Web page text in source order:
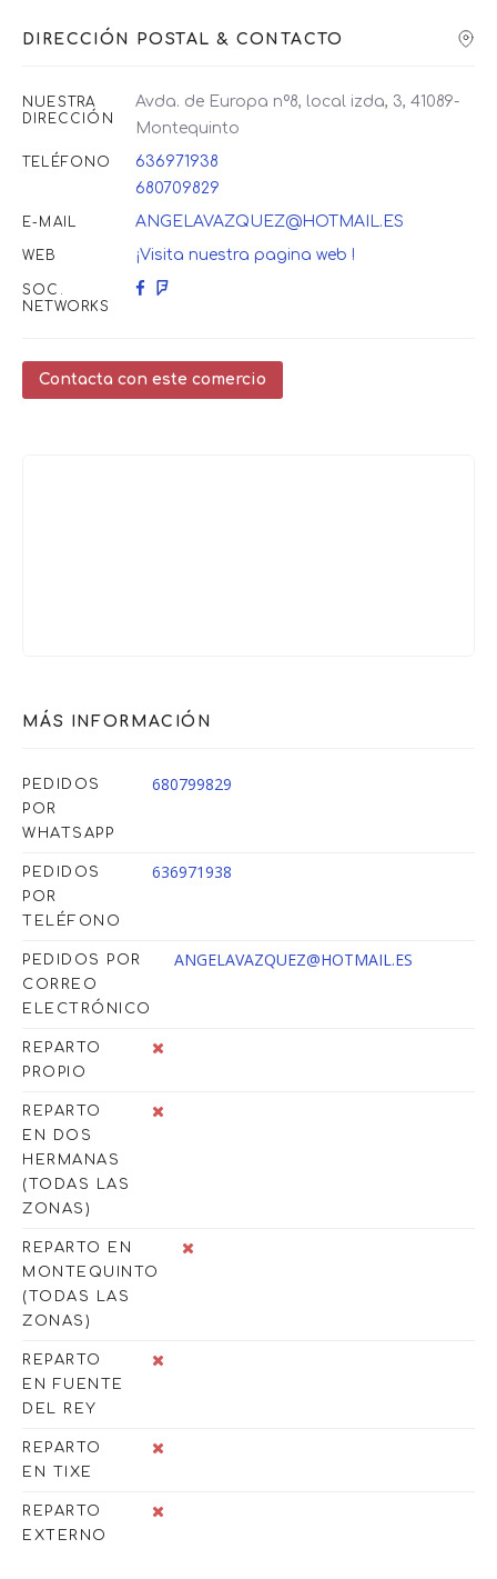
DIRECCIÓN POSTAL & CONTACTO
NUESTRA
DIRECCIÓN
Avda. de Europa nº8, local izda, 3, 41089-
Montequinto
TELÉFONO
636971938
680709829
E-MAIL ANGELAVAZQUEZ@HOTMAIL.ES
WEB ¡Visita nuestra pagina web !
SOC.
NETWORKS
Contacta con este comercio
MÁS INFORMACIÓN
PEDIDOS
POR
WHATSAPP
680799829
PEDIDOS
POR
TELÉFONO
636971938
PEDIDOS POR
CORREO
ELECTRÓNICO
ANGELAVAZQUEZ@HOTMAIL.ES
REPARTO
PROPIO
REPARTO
EN DOS
HERMANAS
(TODAS LAS
ZONAS)
REPARTO EN
MONTEQUINTO
(TODAS LAS
ZONAS)
REPARTO
EN FUENTE
DEL REY
REPARTO
EN TIXE
REPARTO
EXTERNO